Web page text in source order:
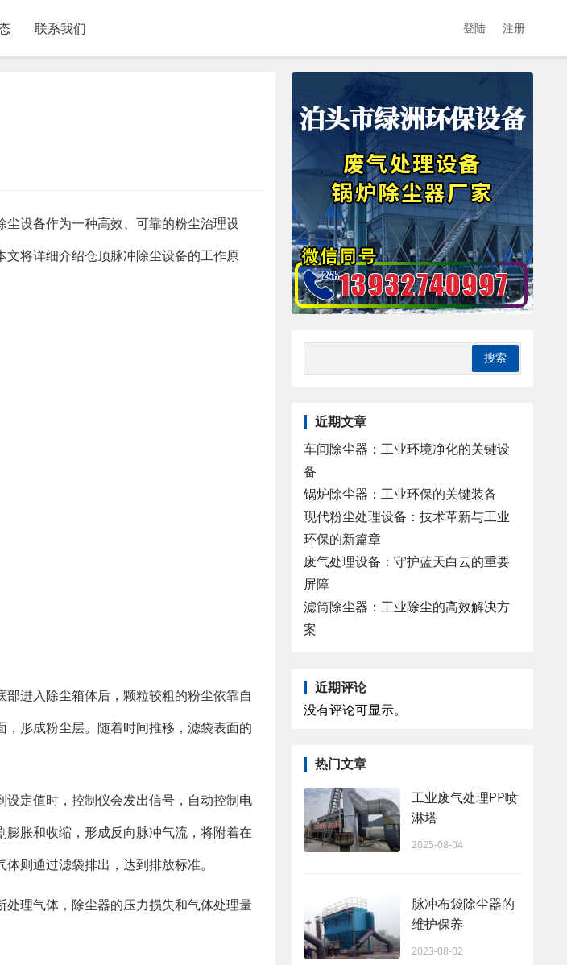
联系我们 登陆 注册
设备作为一种高效、可靠的粉尘治理设
将详细介绍仓顶脉冲除尘设备的工作原
进入除尘箱体后，颗粒较粗的粉尘依靠自
形成粉尘层。随着时间推移，滤袋表面的
定值时，控制仪会发出信号，自动控制电
胀和收缩，形成反向脉冲气流，将附着在
则通过滤袋排出，达到排放标准。
理气体，除尘器的压力损失和气体处理量
近期文章
车间除尘器：工业环境净化的关键设
备
锅炉除尘器：工业环保的关键装备
现代粉尘处理设备：技术革新与工业
环保的新篇章
废气处理设备：守护蓝天白云的重要
屏障
滤筒除尘器：工业除尘的高效解决方
案
近期评论
没有评论可显示。
热门文章
工业废气处理PP喷
淋塔
2025-08-04
脉冲布袋除尘器的
维护保养
2023-08-02